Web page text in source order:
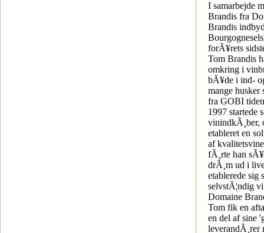
I samarbejde
Brandis fra
Brandis
forÃ¥rets
Tom Brandis
omkring i
bÃ¥de i ind-
mange husker
fra GOBI
1997 startede
vinindkÃ¸ber,
etableret en
af
fÃ¸rte han
drÃ¸m ud i
etablerede sig
selvstÃ¦ndig
Domaine
Tom fik en
en del af sine
leverandÃ¸rer